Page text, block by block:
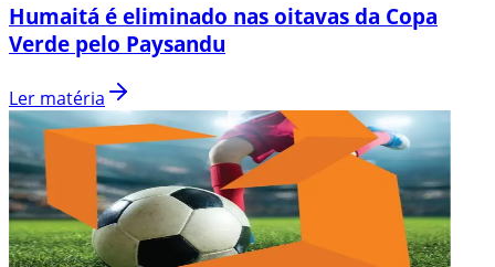
Humaitá é eliminado nas oitavas da Copa
Verde pelo Paysandu
Ler matéria